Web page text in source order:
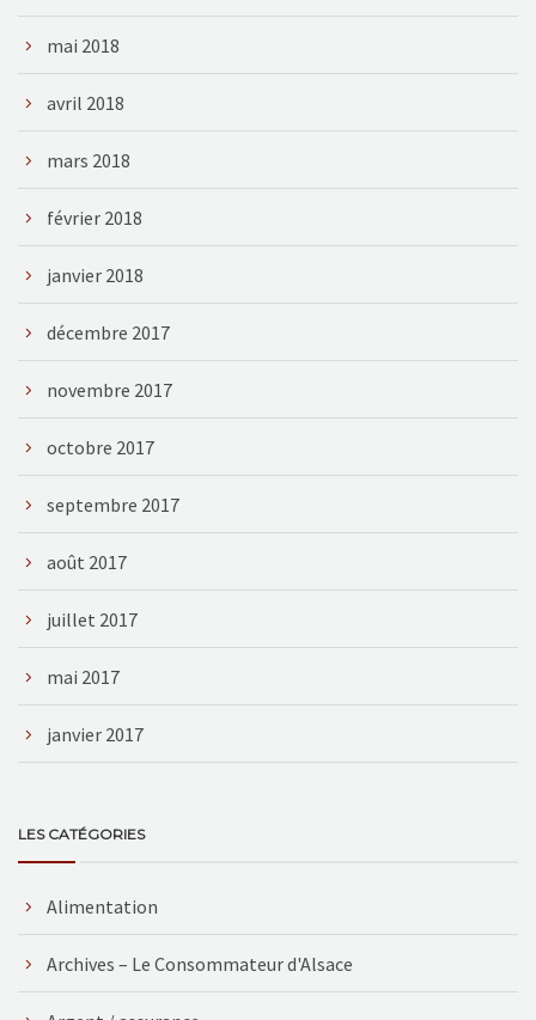
mai 2018
avril 2018
mars 2018
février 2018
janvier 2018
décembre 2017
novembre 2017
octobre 2017
septembre 2017
août 2017
juillet 2017
mai 2017
janvier 2017
LES CATÉGORIES
Alimentation
Archives – Le Consommateur d'Alsace